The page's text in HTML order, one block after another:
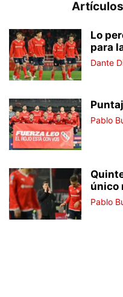
Lo
para
Dante
Pablo
único
Pablo